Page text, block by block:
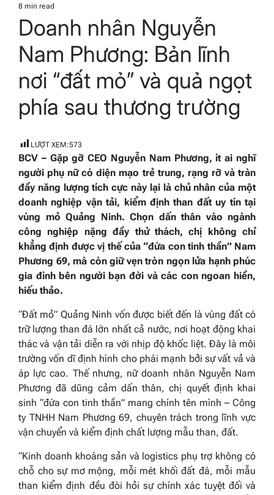
IN
Estimated
read
time
8 min read
Doanh nhân Nguyễn
Nam Phương: Bản lĩnh
nơi “đất mỏ” và quả ngọt
phía sau thương trường
LƯỢT XEM:573
BCV – Gặp gỡ CEO Nguyễn Nam Phương, ít ai nghĩ
người phụ nữ có diện mạo trẻ trung, rạng rỡ và tràn
đầy năng lượng tích cực này lại là chủ nhân của một
doanh nghiệp vận tải, kiểm định than đất uy tín tại
vùng mỏ Quảng Ninh. Chọn dấn thân vào ngành
công nghiệp nặng đầy thử thách, chị không chỉ
khẳng định được vị thế của “đứa con tinh thần” Nam
Phương 69, mà còn giữ vẹn tròn ngọn lửa hạnh phúc
gia đình bên người bạn đời và các con ngoan hiền,
hiếu thảo.
“Đất mỏ” Quảng Ninh vốn được biết đến là vùng đất có
trữ lượng than đá lớn nhất cả nước, nơi hoạt động khai
thác và vận tải diễn ra với nhịp độ khốc liệt. Đây là môi
trường vốn dĩ định hình cho phái mạnh bởi sự vất vả và
áp lực cao. Thế nhưng, nữ doanh nhân Nguyễn Nam
Phương đã dũng cảm dấn thân, chị quyết định khai
sinh “đứa con tinh thần” mang chính tên mình – Công
ty TNHH Nam Phương 69, chuyên trách trong lĩnh vực
vận chuyển và kiểm định chất lượng mẫu than, đất.
“Kinh doanh khoáng sản và logistics phụ trợ không có
chỗ cho sự mơ mộng, mỗi mét khối đất đá, mỗi mẫu
than kiểm định đều đòi hỏi sự chính xác tuyệt đối và